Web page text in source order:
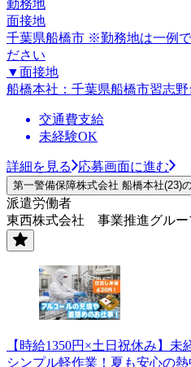
勤務地
面接地
千葉県船橋市 ※勤務地は一例
ださい
▼面接地
船橋本社：千葉県船橋市習志野
交通費支給
未経験OK
詳細を見る 応募画面に進む
第一警備保障株式会社 船橋本社(23)
派遣労働者
東西株式会社 事業推進グルー
【時給1350円×土日祝休み】
シンプル軽作業！夏も安心の